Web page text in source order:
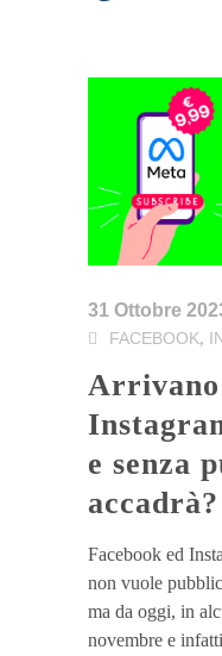
31 Ottobre
FACEBOOK,
Arrivano Facebook ed
e senza
accadrà?
Facebook ed
non vuole
ma da oggi, in
novembre e